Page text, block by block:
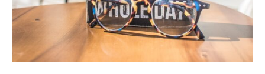
el
Covid-
19